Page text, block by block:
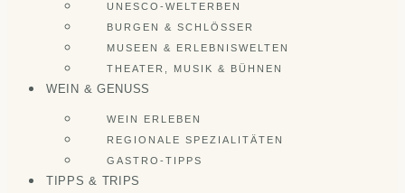
UNESCO-WELTERBEN
BURGEN & SCHLÖSSER
MUSEEN & ERLEBNISWELTEN
THEATER, MUSIK & BÜHNEN
WEIN & GENUSS
WEIN ERLEBEN
REGIONALE SPEZIALITÄTEN
GASTRO-TIPPS
TIPPS & TRIPS